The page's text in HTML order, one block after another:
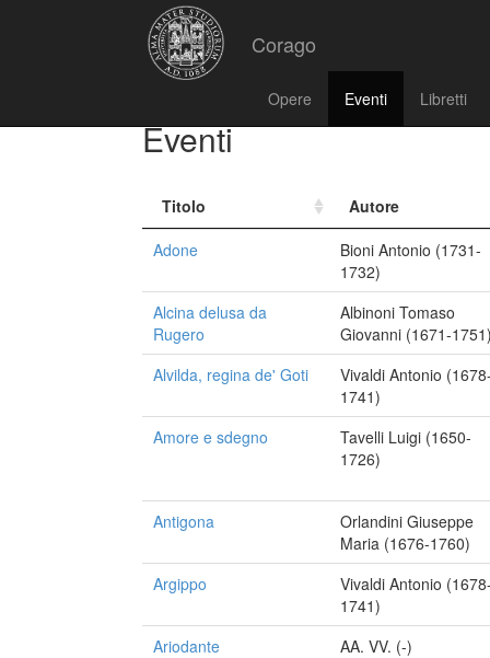
Corago
Opere Eventi Libretti
Eventi
Titolo
Autore
Adone
Bioni Antonio (1731-
1732)
Alcina delusa da
Rugero
Albinoni Tomaso
Giovanni (1671-
Alvilda, regina de' Goti
Vivaldi Antonio
1741)
Amore e sdegno
Tavelli Luigi (1650-
1726)
Antigona
Orlandini Giuseppe
Maria (1676-1760)
Argippo
Vivaldi Antonio
1741)
Ariodante
AA. VV. (-)